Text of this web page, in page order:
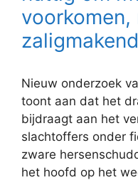
voorkomen,
zaligmakend
Nieuw onderzoek
toont aan dat het
bijdraagt aan het
slachtoffers onder
zware
het hoofd op het